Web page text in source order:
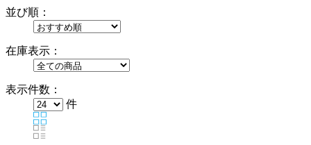
並び順：
在庫表示：
表示件数：
件